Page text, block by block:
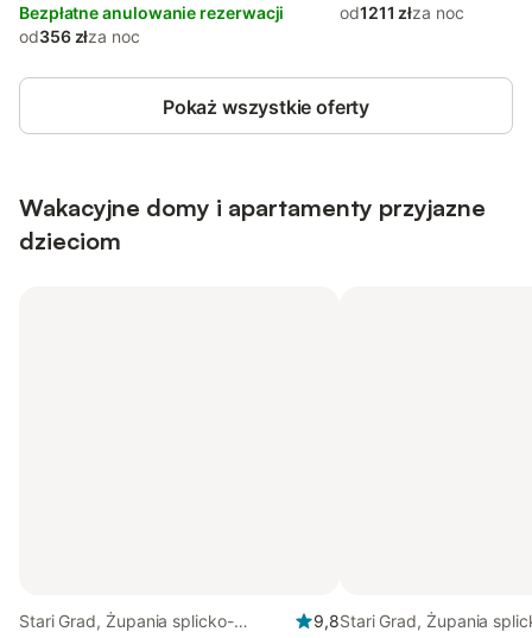
Bezpłatne anulowanie rezerwacji
od356 złza noc
od1211 złza noc
Pokaż wszystkie oferty
Wakacyjne domy i apartamenty przyjazne
dzieciom
Stari Grad, Żupania splicko-
9,8Stari Grad, Żupania